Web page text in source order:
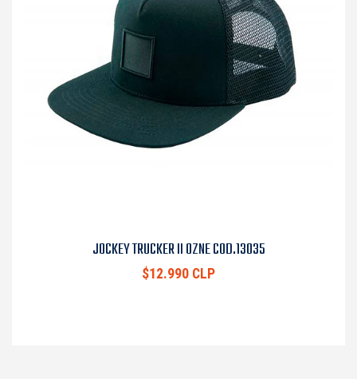
JOCKEY TRUCKER II OZNE COD.13035
$12.990 CLP